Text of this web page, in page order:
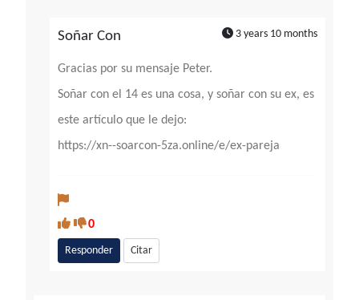
Soñar Con 3 years 10 months
Gracias por su mensaje Peter.
Soñar con el 14 es una cosa, y soñar con su ex, es
este artículo que le dejo:
https://xn--soarcon-5za.online/e/ex-pareja
0
Responder Citar